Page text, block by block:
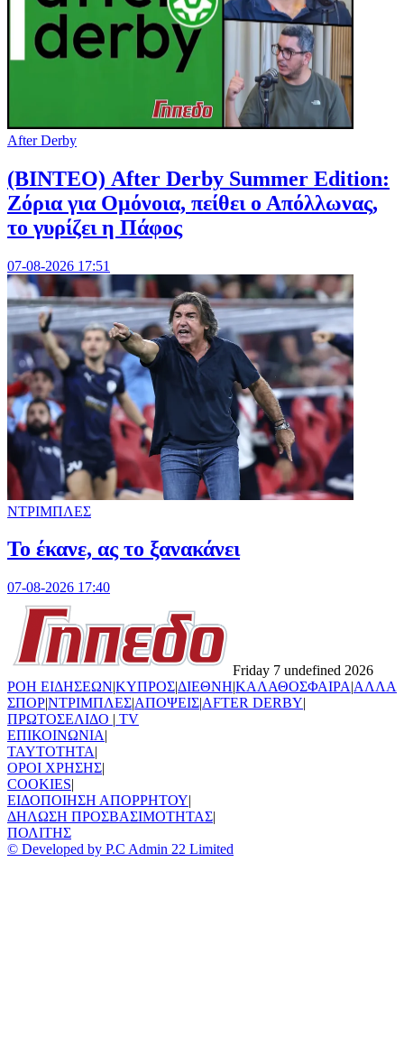
After Derby
(ΒΙΝΤΕΟ) After Derby Summer Edition:
Ζόρια για Ομόνοια, πείθει ο Απόλλωνας,
το γυρίζει η Πάφος
07-08-2026 17:51
ΝΤΡΙΜΠΛΕΣ
Το έκανε, ας το ξανακάνει
07-08-2026 17:40
Friday 7 undefined 2026
ΡΟΗ ΕΙΔΗΣΕΩΝ|ΚΥΠΡΟΣ|ΔΙΕΘΝΗ|ΚΑΛΑΘΟΣΦΑΙΡΑ|ΑΛΛΑ
ΣΠΟΡ|ΝΤΡΙΜΠΛΕΣ|ΑΠΟΨΕΙΣ|AFTER DERBY|
ΠΡΩΤΟΣΕΛΙΔΟ | TV
ΕΠΙΚΟΙΝΩΝΙΑ|
TAYTOTHTA|
ΟΡΟΙ ΧΡΗΣΗΣ|
COOKIES|
ΕΙΔΟΠΟΙΗΣΗ ΑΠΟΡΡΗΤΟΥ|
ΔΗΛΩΣΗ ΠΡΟΣΒΑΣΙΜΟΤΗΤΑΣ|
ΠΟΛΙΤΗΣ
© Developed by P.C Admin 22 Limited